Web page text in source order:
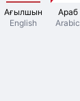
Ағылшын
English
Араб
Arabic